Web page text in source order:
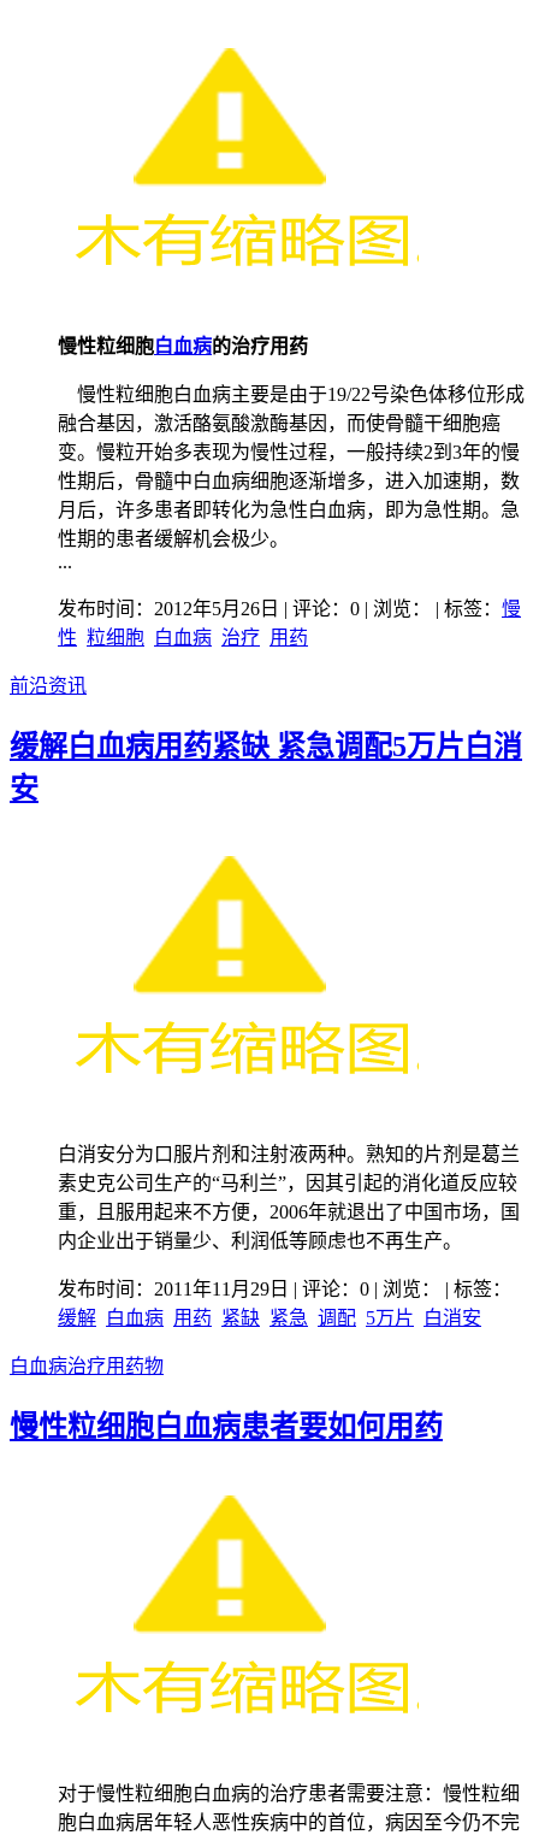
慢性粒细胞白血病的治疗用药
慢性粒细胞白血病主要是由于19/22号染色体移位形成
融合基因，激活酪氨酸激酶基因，而使骨髓干细胞癌
变。慢粒开始多表现为慢性过程，一般持续2到3年的慢
性期后，骨髓中白血病细胞逐渐增多，进入加速期，数
月后，许多患者即转化为急性白血病，即为急性期。急
性期的患者缓解机会极少。
...
发布时间：2012年5月26日 | 评论：0 | 浏览： | 标签： 慢
性 粒细胞 白血病 治疗 用药
前沿资讯
缓解白血病用药紧缺 紧急调配5万片白消
安
白消安分为口服片剂和注射液两种。熟知的片剂是葛兰
素史克公司生产的“马利兰”，因其引起的消化道反应较
重，且服用起来不方便，2006年就退出了中国市场，国
内企业出于销量少、利润低等顾虑也不再生产。
发布时间：2011年11月29日 | 评论：0 | 浏览：
| 标签：
缓解 白血病 用药 紧缺 紧急 调配 5万片 白消安
白血病治疗用药物
慢性粒细胞白血病患者要如何用药
对于慢性粒细胞白血病的治疗患者需要注意：慢性粒细
胞白血病居年轻人恶性疾病中的首位，病因至今仍不完